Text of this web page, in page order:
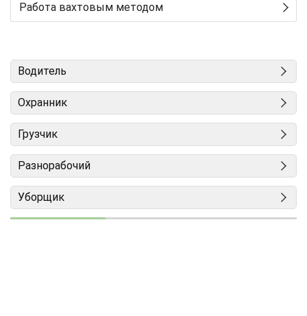
Работа вахтовым методом
Водитель
Охранник
Грузчик
Разнорабочий
Уборщик